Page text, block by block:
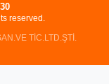
reserved.
TİC.LTD.ŞTİ.